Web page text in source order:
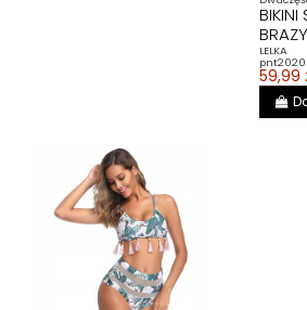
BIKINI
LELKA
59,99